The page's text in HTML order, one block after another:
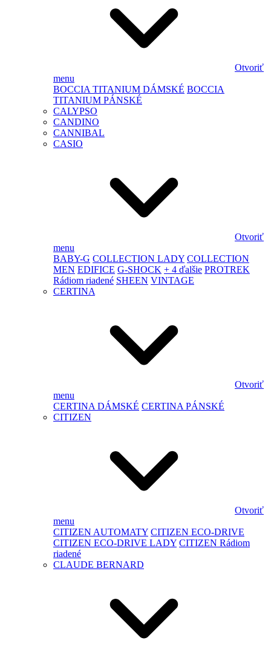
Otvoriť
menu
BOCCIA TITANIUM DÁMSKÉ BOCCIA
TITANIUM PÁNSKÉ
CALYPSO
CANDINO
CANNIBAL
CASIO
Otvoriť
menu
BABY-G COLLECTION LADY COLLECTION
MEN EDIFICE G-SHOCK + 4 ďalšie PROTREK
Rádiom riadené SHEEN VINTAGE
CERTINA
Otvoriť
menu
CERTINA DÁMSKÉ CERTINA PÁNSKÉ
CITIZEN
Otvoriť
menu
CITIZEN AUTOMATY CITIZEN ECO-DRIVE
CITIZEN ECO-DRIVE LADY CITIZEN Rádiom
riadené
CLAUDE BERNARD